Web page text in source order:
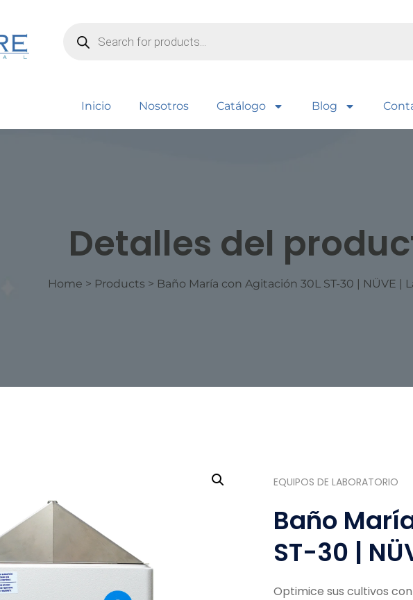
Inicio Nosotros Catálogo Blog
Detalles del
Home > Products > Baño María con Agitación 30L ST-30 | NÜVE |
EQUIPOS DE LABORATORIO
Baño
ST-30 |
Optimice sus cultivos